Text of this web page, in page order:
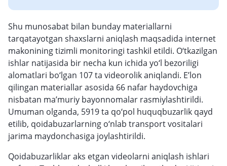
Shu munosabat bilan bunday materiallarni
tarqatayotgan shaxslarni aniqlash maqsadida internet
makonining tizimli monitoringi tashkil etildi. O‘tkazilgan
ishlar natijasida bir necha kun ichida yo‘l bezoriligi
alomatlari bo‘lgan 107 ta videorolik aniqlandi. E’lon
qilingan materiallar asosida 66 nafar haydovchiga
nisbatan ma’muriy bayonnomalar rasmiylashtirildi.
Umuman olganda, 5919 ta qo‘pol huquqbuzarlik qayd
etilib, qoidabuzarlarning o‘nlab transport vositalari
jarima maydonchasiga joylashtirildi.
Qoidabuzarliklar aks etgan videolarni aniqlash ishlari